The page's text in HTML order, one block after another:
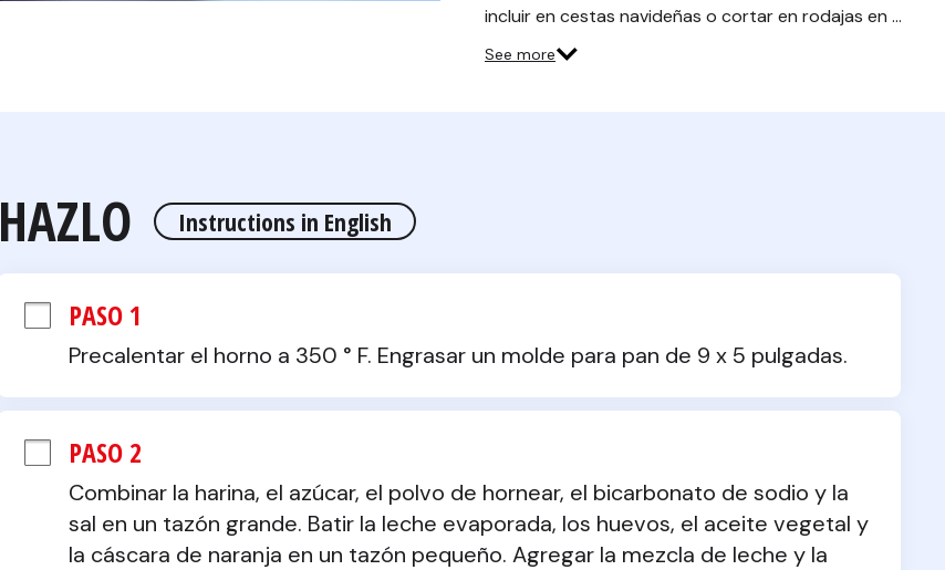
incluir en cestas navideñas o cortar en rodajas en …
See more
HAZLO Instructions in English
PASO 1
Precalentar el horno a 350 ° F. Engrasar un molde para pan de 9 x 5 pulgadas.
PASO 2
Combinar la harina, el azúcar, el polvo de hornear, el bicarbonato de sodio y la
sal en un tazón grande. Batir la leche evaporada, los huevos, el aceite vegetal y
la cáscara de naranja en un tazón pequeño. Agregar la mezcla de leche y la